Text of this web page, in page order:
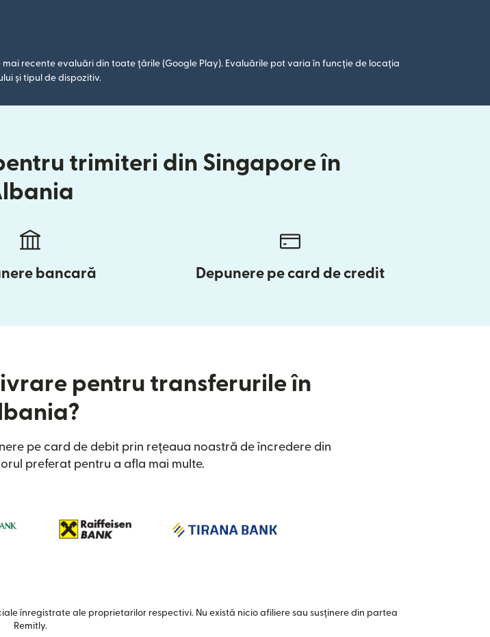
recente evaluări din toate țările (Google Play). Evaluările pot varia în funcție de locația
și tipul de dispozitiv.
trimiteri din Singapore în
bancară Depunere pe card de credit
pentru transferurile în
pe card de debit prin rețeaua noastră de încredere din
preferat pentru a afla mai multe.
înregistrate ale proprietarilor respectivi. Nu există nicio afiliere sau susținere din partea
Remitly.